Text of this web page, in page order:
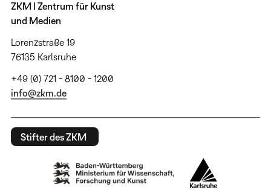
ZKM | Zentrum für Kunst
und Medien
Lorenzstraße 19
76135 Karlsruhe
+49 (0) 721 - 8100 - 1200
info@zkm.de
Stifter des ZKM